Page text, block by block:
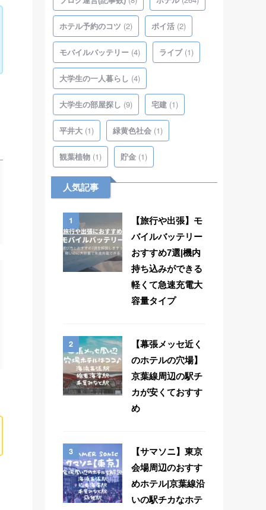
ホテル予約のコツ (2) ポイ活 (2)
モバイルバッテリー (4) ライブ(1)
大学生の一人暮らし (4)
大学生の部屋探し (9) 宅建 (1)
平井大 (1) 緑黄色社会 (1)
観葉植物 (1) 貯金 (1)
人気記事
1
【旅行や出張】モ
バイルバッテリー
おすすめ7選|機内
持ち込みができる
軽くて急速充電大
容量タイプ
2
【幕張メッセ近く
のホテルの穴場】
京葉線周辺の駅チ
カが安くておすす
め
3
【サマソニ】東京
会場周辺のおすす
めホテル|京葉線沿
いの駅チカなホテ